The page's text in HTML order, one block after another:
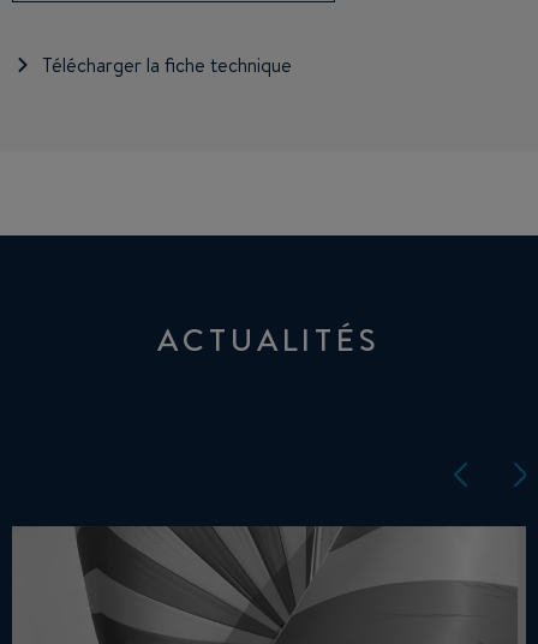
Télécharger la fiche technique
ACTUALITÉS